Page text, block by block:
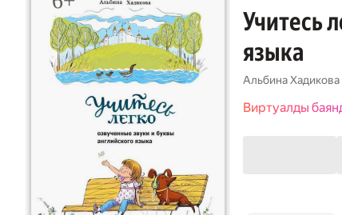
Учитесь
языка
Альбина Хадикова
Виртуалды